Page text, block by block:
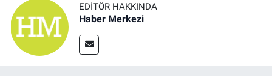
EDITÖR HAKKINDA
Haber Merkezi